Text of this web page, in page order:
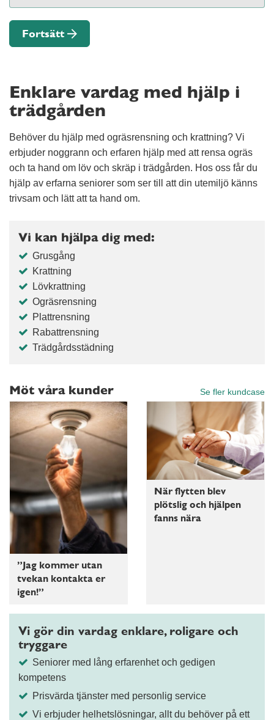
Fortsätt
Enklare vardag med hjälp i
trädgården
Behöver du hjälp med ogräsrensning och krattning? Vi
erbjuder noggrann och erfaren hjälp med att rensa ogräs
och ta hand om löv och skräp i trädgården. Hos oss får du
hjälp av erfarna seniorer som ser till att din utemiljö känns
trivsam och lätt att ta hand om.
Vi kan hjälpa dig med:
Grusgång
Krattning
Lövkrattning
Ogräsrensning
Plattrensning
Rabattrensning
Trädgårdsstädning
Möt våra kunder Se fler kundcase
”Jag kommer utan
tvekan kontakta er
igen!”
När flytten blev
plötslig och hjälpen
fanns nära
Vi gör din vardag enklare, roligare och
tryggare
Seniorer med lång erfarenhet och gedigen
kompetens
Prisvärda tjänster med personlig service
Vi erbjuder helhetslösningar, allt du behöver på ett